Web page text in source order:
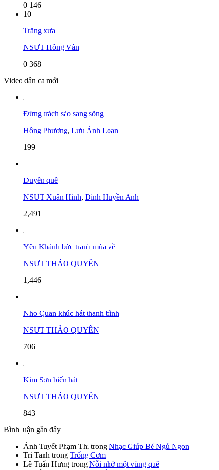
0 146
10
Trăng xưa
NSƯT Hồng Vân
0 368
Video dân ca mới
Đừng trách sáo sang sông
Hồng Phượng, Lưu Ánh Loan
199
Duyên quê
NSUT Xuân Hinh, Đinh Huyền Anh
2,491
Yên Khánh bức tranh mùa về
NSƯT THẢO QUYÊN
1,446
Nho Quan khúc hát thanh bình
NSƯT THẢO QUYÊN
706
Kim Sơn biển hát
NSƯT THẢO QUYÊN
843
Bình luận gần đây
Ánh Tuyết Phạm Thị trong Nhạc Giúp Bé Ngủ Ngon
Tri Tanh trong Trống Cơm
Lê Tuấn Hưng trong Nỗi nhớ một vùng quê